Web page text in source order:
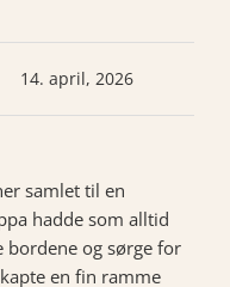
14. april, 2026
samlet til en
hadde som alltid
bordene og sørge for
en fin ramme